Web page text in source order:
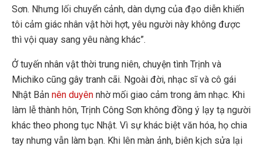
Sơn. Nhưng lối chuyển cảnh, dàn dựng của đạo diễn khiến
tôi cảm giác nhân vật hời hợt, yêu người này không được
thì vội quay sang yêu nàng khác”.
Ở tuyến nhân vật thời trung niên, chuyện tình Trịnh và
Michiko cũng gây tranh cãi. Ngoài đời, nhạc sĩ và cô gái
Nhật Bản nên duyên nhờ mối giao cảm trong âm nhạc. Khi
làm lễ thành hôn, Trịnh Công Sơn không đồng ý lạy tạ người
khác theo phong tục Nhật. Vì sự khác biệt văn hóa, họ chia
tay nhưng vẫn làm bạn. Khi lên màn ảnh, biên kịch sửa lại